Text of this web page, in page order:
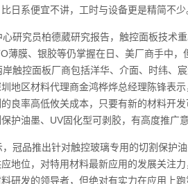
日系便宜不讲，工时与设备更是精简不少
研究员柏德葳研究报告，触控面板技术
薄膜、银胶等仍掌握在日、美厂商手中
触控面板厂商包括洋华、介面、时纬、
地区材料代理商金鸿桦烨总经理陈锋表
良率高低攸关成本，只要有新的材料开
护油墨、UV固化型可剥胶，有高度推广
冠品推出针对触控玻璃专用的切割保护
地位，对特用材料最新应用的发展关注
研发的领导者，但绝对有实力在应用上